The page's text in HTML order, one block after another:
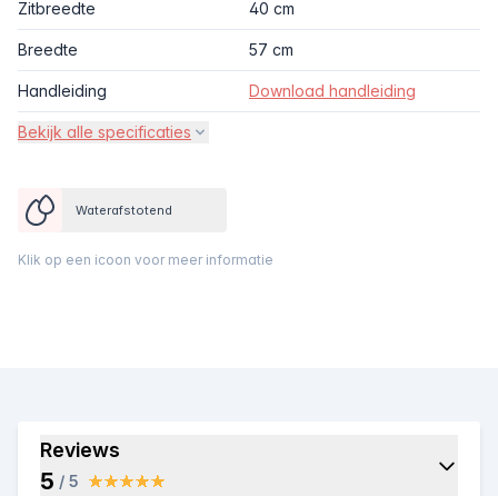
Zitbreedte 40 cm
Breedte 57 cm
Handleiding Download handleiding
Bekijk alle specificaties
Waterafstotend
Klik op een icoon voor meer informatie
Reviews
5 / 5